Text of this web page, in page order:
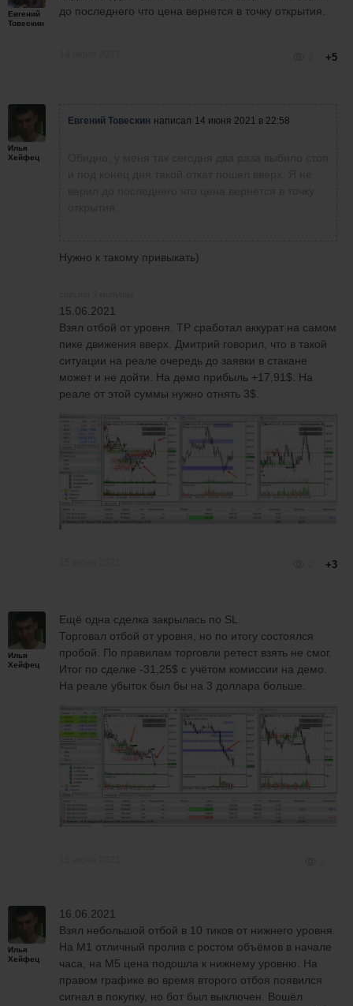
Евгений
Товескин
до последнего что цена вернется в точку открытия.
+5
Илья
Хейфец
Евгений Товескин написал 14 июня 2021 в 22:58
Нужно к такому привыкать)
15.06.2021
Взял отбой от уровня. TP сработал аккурат на самом
пике движения вверх. Дмитрий говорил, что в такой
ситуации на реале очередь до заявки в стакане
может и не дойти. На демо прибыль +17,91$. На
реале от этой суммы нужно отнять 3$.
+3
Илья
Хейфец
Ещё одна сделка закрылась по SL.
Торговал отбой от уровня, но по итогу состоялся
пробой. По правилам торговли ретест взять не смог.
Итог по сделке -31,25$ с учётом комиссии на демо.
На реале убыток был бы на 3 доллара больше.
Илья
Хейфец
16.06.2021
Взял небольшой отбой в 10 тиков от нижнего уровня.
На M1 отличный пролив с ростом объёмов в начале
часа, на M5 цена подошла к нижнему уровню. На
правом графике во время второго отбоя появился
сигнал в покупку, но бот был выключен. Вошёл